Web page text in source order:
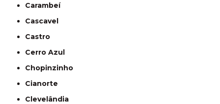
Carambeí
Cascavel
Castro
Cerro Azul
Chopinzinho
Cianorte
Clevelândia